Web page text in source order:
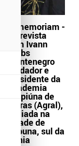
In memoriam -
Entrevista
com Ivann
Krebs
Montenegro
fundador e
presidente da
Academia
Grapiúna de
Letras (Agral),
sediada na
cidade de
Itabuna, sul da
Bahia